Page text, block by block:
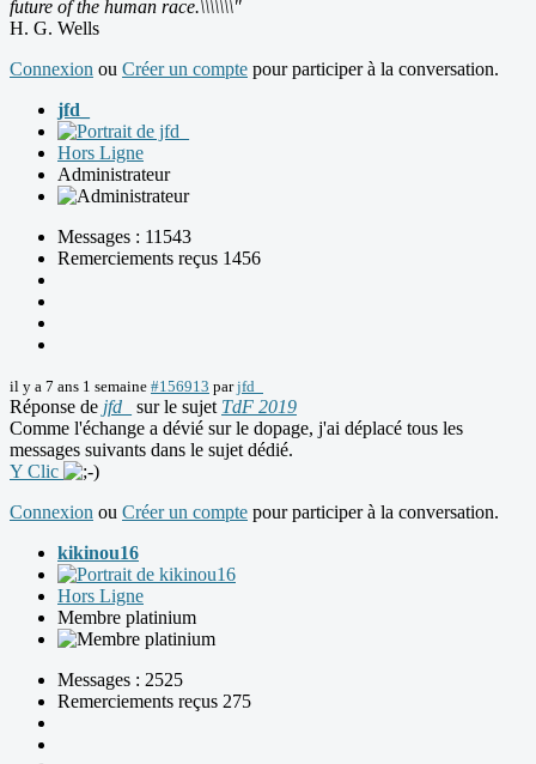
future of the human race.\\\\\\\"
H. G. Wells
Connexion ou Créer un compte pour participer à la conversation.
jfd_
Hors Ligne
Administrateur
Messages : 11543
Remerciements reçus 1456
il y a 7 ans 1 semaine #156913 parjfd_
Réponse de jfd_ sur le sujet TdF 2019
Comme l'échange a dévié sur le dopage, j'ai déplacé tous les
messages suivants dans le sujet dédié.
Y Clic
Connexion ou Créer un compte pour participer à la conversation.
kikinou16
Hors Ligne
Membre platinium
Messages : 2525
Remerciements reçus 275